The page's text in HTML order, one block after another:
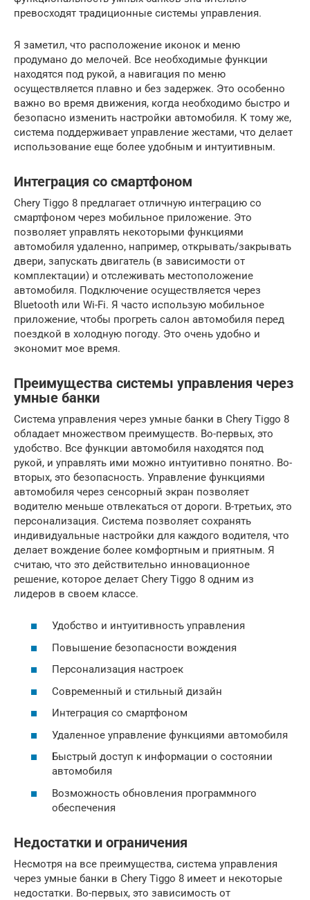
превосходят традиционные системы управления.
Я заметил, что расположение иконок и меню
продумано до мелочей. Все необходимые функции
находятся под рукой, а навигация по меню
осуществляется плавно и без задержек. Это особенно
важно во время движения, когда необходимо быстро и
безопасно изменить настройки автомобиля. К тому же,
система поддерживает управление жестами, что делает
использование еще более удобным и интуитивным.
Интеграция со смартфоном
Chery Tiggo 8 предлагает отличную интеграцию со
смартфоном через мобильное приложение. Это
позволяет управлять некоторыми функциями
автомобиля удаленно, например, открывать/закрывать
двери, запускать двигатель (в зависимости от
комплектации) и отслеживать местоположение
автомобиля. Подключение осуществляется через
Bluetooth или Wi-Fi. Я часто использую мобильное
приложение, чтобы прогреть салон автомобиля перед
поездкой в холодную погоду. Это очень удобно и
экономит мое время.
Преимущества системы управления через
умные банки
Система управления через умные банки в Chery Tiggo 8
обладает множеством преимуществ. Во-первых, это
удобство. Все функции автомобиля находятся под
рукой, и управлять ими можно интуитивно понятно. Во-
вторых, это безопасность. Управление функциями
автомобиля через сенсорный экран позволяет
водителю меньше отвлекаться от дороги. В-третьих, это
персонализация. Система позволяет сохранять
индивидуальные настройки для каждого водителя, что
делает вождение более комфортным и приятным. Я
считаю, что это действительно инновационное
решение, которое делает Chery Tiggo 8 одним из
лидеров в своем классе.
Удобство и интуитивность управления
Повышение безопасности вождения
Персонализация настроек
Современный и стильный дизайн
Интеграция со смартфоном
Удаленное управление функциями автомобиля
Быстрый доступ к информации о состоянии
автомобиля
Возможность обновления программного
обеспечения
Недостатки и ограничения
Несмотря на все преимущества, система управления
через умные банки в Chery Tiggo 8 имеет и некоторые
недостатки. Во-первых, это зависимость от